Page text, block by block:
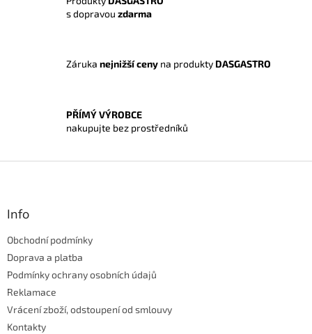
v
s
u
s dopravou zdarma
Záruka nejnižší ceny na produkty DASGASTRO
PŘÍMÝ VÝROBCE
nakupujte bez prostředníků
Info
Obchodní podmínky
Doprava a platba
Podmínky ochrany osobních údajů
Reklamace
Vrácení zboží, odstoupení od smlouvy
Kontakty